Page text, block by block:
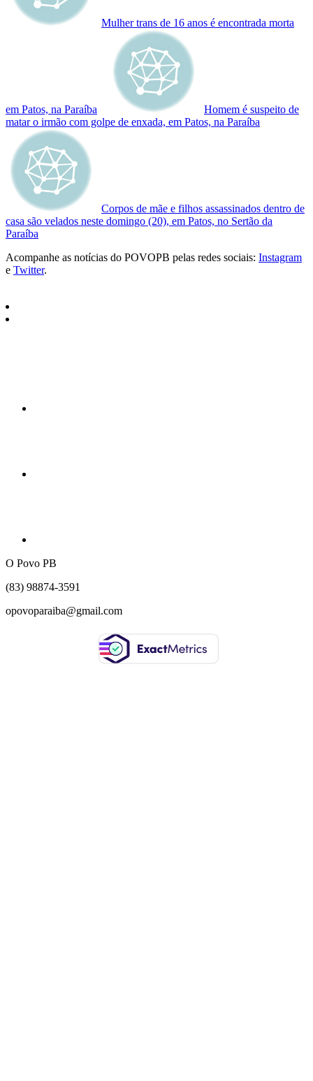
Mulher trans de 16 anos é encontrada morta
em Patos, na Paraíba
Homem é suspeito de
matar o irmão com golpe de enxada, em Patos, na Paraíba
Corpos de mãe e filhos assassinados dentro de
casa são velados neste domingo (20), em Patos, no Sertão da
Paraíba
Acompanhe as notícias do POVOPB pelas redes sociais: Instagram
e Twitter.
O Povo PB
(83) 98874-3591
opovoparaiba@gmail.com